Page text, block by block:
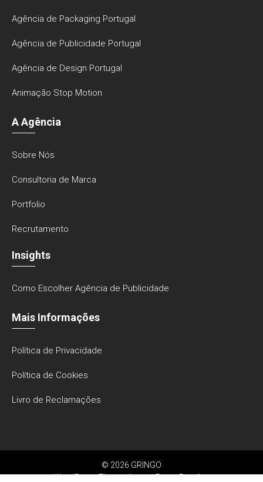
Agência de Packaging Portugal
Agência de Publicidade Portugal
Agência de Design Portugal
Animação Stop Motion
A Agência
Sobre Nós
Consultoria de Marca
Portfolio
Recrutamento
Insights
Como Escolher Agência de Publicidade
Mais Informações
Política de Privacidade
Política de Cookies
Livro de Reclamações
© 2026 GRINGO
WordPress Theme:AccessPress Parallax